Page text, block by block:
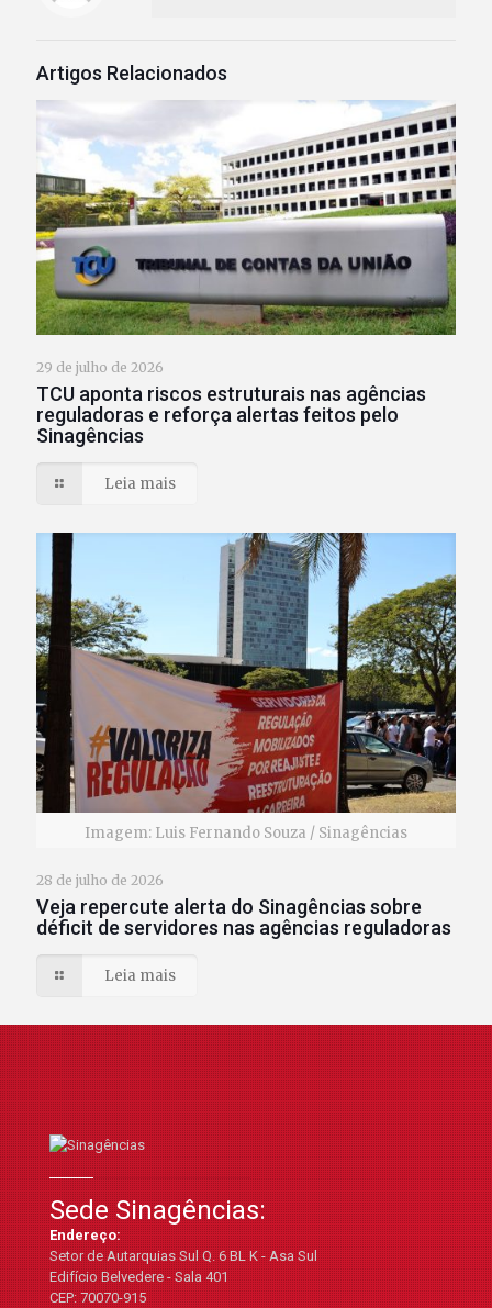
Artigos Relacionados
29 de julho de 2026
TCU aponta riscos estruturais nas agências
reguladoras e reforça alertas feitos pelo
Sinagências
Leia mais
Imagem: Luis Fernando Souza / Sinagências
28 de julho de 2026
Veja repercute alerta do Sinagências sobre
déficit de servidores nas agências reguladoras
Leia mais
Sede Sinagências:
Endereço:
Setor de Autarquias Sul Q. 6 BL K - Asa Sul
Edifício Belvedere - Sala 401
CEP: 70070-915